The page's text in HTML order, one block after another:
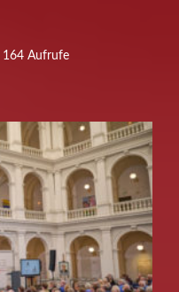
164 Aufrufe